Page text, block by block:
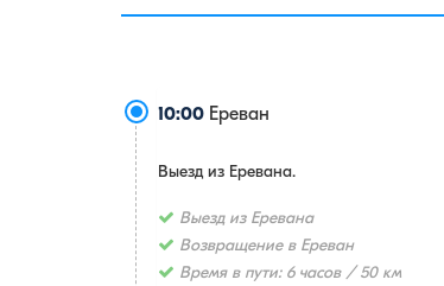
10:00 Ереван
Выезд из Еревана.
Выезд из Еревана
Возвращение в Ереван
Время в пути: 6 часов / 50 км